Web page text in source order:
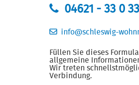
04621 - 33 0 33
info@schleswig-
Füllen Sie dieses
allgemeine
Wir treten
Verbindung.